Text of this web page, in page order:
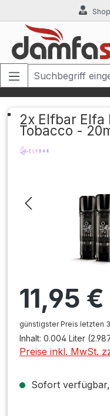
Zum Hauptinhalt
2x Elfbar Elfa
Tobacco -
11,95 €
günstigster Preis letzten
Inhalt: 0.004 Liter
Preise inkl. MwSt.
Sofort